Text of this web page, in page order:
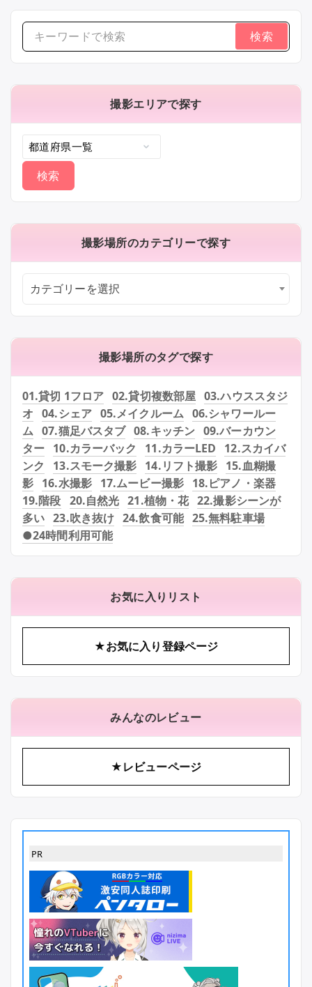
撮影エリアで探す
撮影場所のカテゴリーで探す
カテゴリーを選択
撮影場所のタグで探す
01.貸切 1フロア 02.貸切複数部屋 03.ハウススタジ
オ
04.シェア 05.メイクルーム 06.シャワールー
ム 07.猫足バスタブ 08.キッチン 09.バーカウン
ター 10.カラーバック 11.カラーLED
12.スカイバ
ンク
13.スモーク撮影 14.リフト撮影 15.血糊撮
影 16.水撮影 17.ムービー撮影 18.ピアノ・楽器
19.階段 20.自然光 21.植物・花 22.撮影シーンが
多い 23.吹き抜け 24.飲食可能 25.無料駐車場
●24時間利用可能
お気に入りリスト
★お気に入り登録ページ
みんなのレビュー
★レビューページ
PR